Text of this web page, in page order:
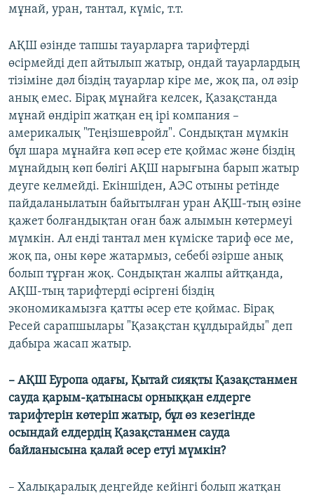
мұнай, уран, тантал, күміс, т.т.
АҚШ өзінде тапшы тауарларға тарифтерді
өсірмейді деп айтылып жатыр, ондай тауарлардың
тізіміне дәл біздің тауарлар кіре ме, жоқ па, ол әзір
анық емес. Бірақ мұнайға келсек, Қазақстанда
мұнай өндіріп жатқан ең ірі компания –
америкалық "Теңізшевройл". Сондықтан мүмкін
бұл шара мұнайға көп әсер ете қоймас және біздің
мұнайдың көп бөлігі АҚШ нарығына барып жатыр
деуге келмейді. Екіншіден, АЭС отыны ретінде
пайдаланылатын байытылған уран АҚШ-тың өзіне
қажет болғандықтан оған баж алымын көтермеуі
мүмкін. Ал енді тантал мен күміске тариф өсе ме,
жоқ па, оны көре жатармыз, себебі әзірше анық
болып тұрған жоқ. Сондықтан жалпы айтқанда,
АҚШ-тың тарифтерді өсіргені біздің
экономикамызға қатты әсер ете қоймас. Бірақ
Ресей сарапшылары "Қазақстан құлдырайды" деп
дабыра жасап жатыр.
– АҚШ Еуропа одағы, Қытай сияқты Қазақстанмен
сауда қарым-қатынасы орныққан елдерге
тарифтерін көтеріп жатыр, бұл өз кезегінде
осындай елдердің Қазақстанмен сауда
байланысына қалай әсер етуі мүмкін?
– Халықаралық деңгейде кейінгі болып жатқан